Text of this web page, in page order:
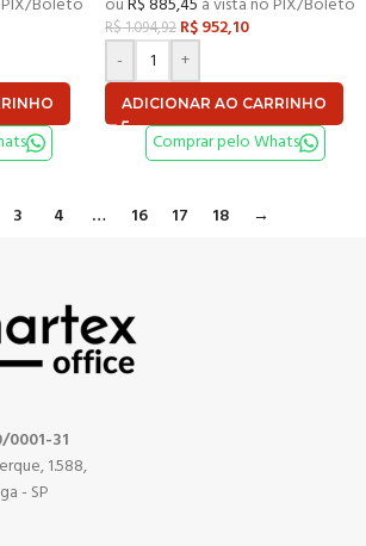
R$1.094,92 R$952,10
-
+
ADICIONAR AO CARRINHO
Comprar pelo Whats
3 4 … 16 17 18 →
0001-31
1.588,
- SP